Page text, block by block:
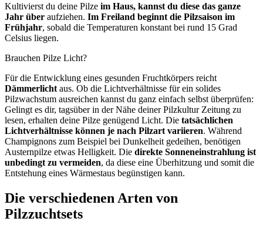
Kultivierst du deine Pilze im Haus, kannst du diese das ganze
Jahr über aufziehen. Im Freiland beginnt die Pilzsaison im
Frühjahr, sobald die Temperaturen konstant bei rund 15 Grad
Celsius liegen.
Brauchen Pilze Licht?
Für die Entwicklung eines gesunden Fruchtkörpers reicht
Dämmerlicht aus. Ob die Lichtverhältnisse für ein solides
Pilzwachstum ausreichen kannst du ganz einfach selbst überprüfen:
Gelingt es dir, tagsüber in der Nähe deiner Pilzkultur Zeitung zu
lesen, erhalten deine Pilze genügend Licht. Die tatsächlichen
Lichtverhältnisse können je nach Pilzart variieren. Während
Champignons zum Beispiel bei Dunkelheit gedeihen, benötigen
Austernpilze etwas Helligkeit. Die direkte Sonneneinstrahlung ist
unbedingt zu vermeiden, da diese eine Überhitzung und somit die
Entstehung eines Wärmestaus begünstigen kann.
Die verschiedenen Arten von
Pilzzuchtsets